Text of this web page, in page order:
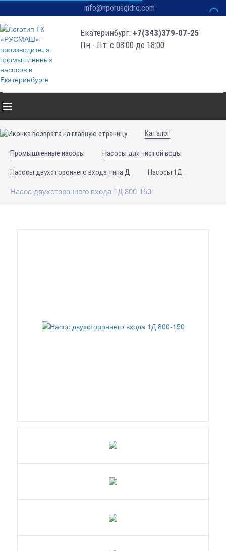
info@nporusgidro.com
Екатеринбург: +7(343)379-07-25
Пн - Пт: с 08:00 до 18:00
Каталог
Промышленные насосы Насосы для чистой воды
Насосы двухстороннего входа типа Д Насосы 1Д
Насос двухстороннего входа 1Д 800-150